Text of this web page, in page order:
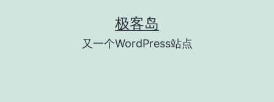
极客岛
又一个WordPress站点